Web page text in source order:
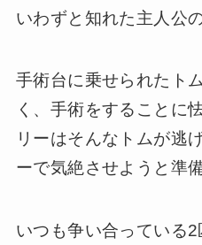
いわずと知れた主人公の
手術台に乗せられたト
く、手術をすることに
リーはそんなトムが逃
ーで気絶させようと準
いつも争い合っている